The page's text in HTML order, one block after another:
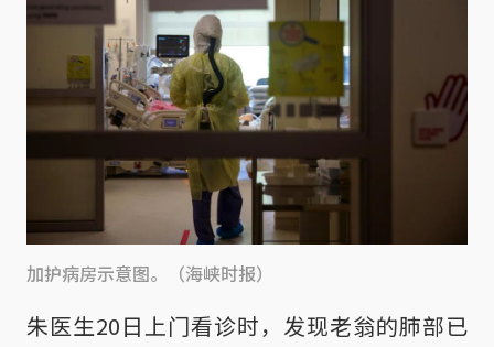
加护病房示意图。（海峡时报）
朱医生20日上门看诊时，发现老翁的肺部已